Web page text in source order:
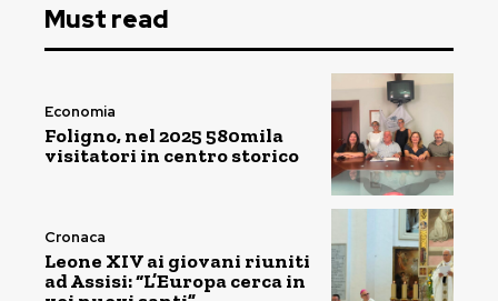
Must read
Economia
Foligno, nel 2025 580mila
visitatori in centro storico
Cronaca
Leone XIV ai giovani riuniti
ad Assisi: “L’Europa cerca in